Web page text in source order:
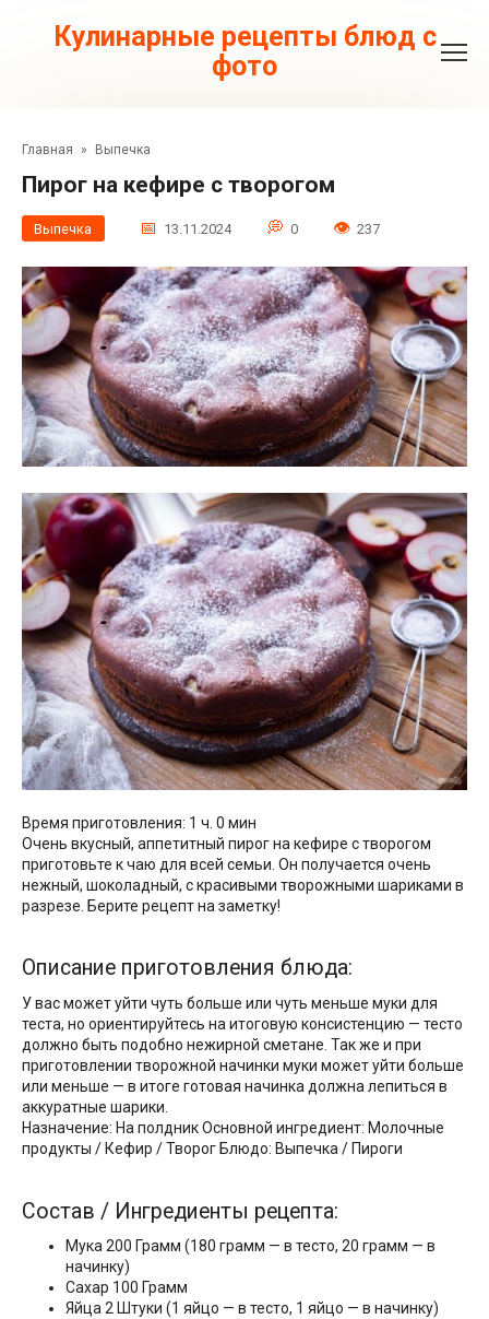
контентуКулинарные рецепты блюд с
фото
Главная » Выпечка
Пирог на кефире с творогом
Выпечка 13.11.2024 0 237
Время приготовления: 1 ч. 0 мин
Очень вкусный, аппетитный пирог на кефире с творогом
приготовьте к чаю для всей семьи. Он получается очень
нежный, шоколадный, с красивыми творожными шариками в
разрезе. Берите рецепт на заметку!
Описание приготовления блюда:
У вас может уйти чуть больше или чуть меньше муки для
теста, но ориентируйтесь на итоговую консистенцию — тесто
должно быть подобно нежирной сметане. Так же и при
приготовлении творожной начинки муки может уйти больше
или меньше — в итоге готовая начинка должна лепиться в
аккуратные шарики.
Назначение: На полдник Основной ингредиент: Молочные
продукты / Кефир / Творог Блюдо: Выпечка / Пироги
Состав / Ингредиенты рецепта:
Мука 200 Грамм (180 грамм — в тесто, 20 грамм — в
начинку)
Сахар 100 Грамм
Яйца 2 Штуки (1 яйцо — в тесто, 1 яйцо — в начинку)